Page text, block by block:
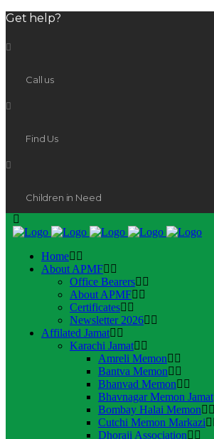
Get help?
Call us
Find Us
Children in Need
Home
About APMF
Office Bearers
About APMF
Certificates
Newsletter 2026
Affilated Jamat
Karachi Jamat
Amreli Memon
Bantva Memon
Bhanvad Memon
Bhavnagar Memon Jamat
Bombay Halai Memon
Cutchi Memon Markazi
Dhoraji Association